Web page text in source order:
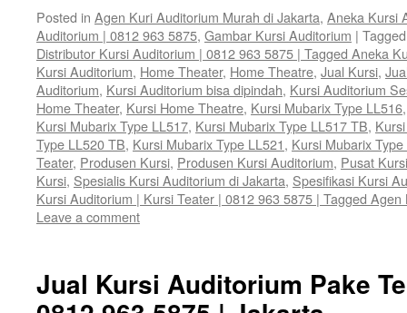
Posted in Agen Kuri Auditorium Murah di Jakarta, Aneka Kursi
Auditorium | 0812 963 5875, Gambar Kursi Auditorium | Tagged
Distributor Kursi Auditorium | 0812 963 5875 | Tagged Aneka
Kursi Auditorium, Home Theater, Home Theatre, Jual Kursi,
Auditorium, Kursi Auditorium bisa dipindah, Kursi Auditorium
Home Theater, Kursi Home Theatre, Kursi Mubarix Type LL516
Kursi Mubarix Type LL517, Kursi Mubarix Type LL517 TB,
Type LL520 TB, Kursi Mubarix Type LL521, Kursi Mubarix
Teater, Produsen Kursi, Produsen Kursi Auditorium, Pusat Kursi
Kursi, Spesialis Kursi Auditorium di Jakarta, Spesifikasi Kursi
Kursi Auditorium | Kursi Teater | 0812 963 5875 | Tagged Agen
Leave a comment
Jual Kursi Auditorium Pake